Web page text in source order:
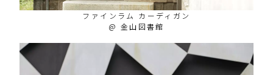
ファインラム カーディガン
@ 金山図書館